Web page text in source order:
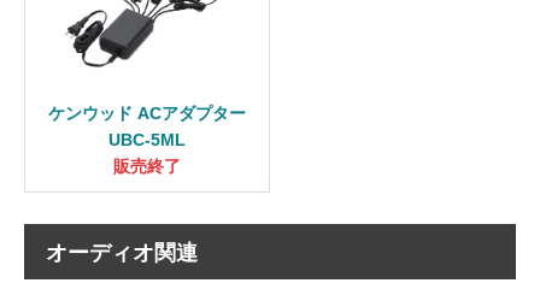
ケンウッド ACアダプター
UBC-5ML
販売終了
オーディオ関連